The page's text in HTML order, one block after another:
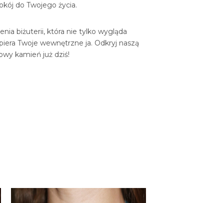
do Twojego życia.
biżuterii, która nie tylko wygląda
Twoje wewnętrzne ja. Odkryj naszą
kamień już dziś!